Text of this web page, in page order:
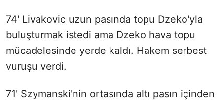
74' Livakovic uzun pasında topu Dzeko'yla
buluşturmak istedi ama Dzeko hava topu
mücadelesinde yerde kaldı. Hakem serbest
vuruşu verdi.
71' Szymanski'nin ortasında altı pasın içinden